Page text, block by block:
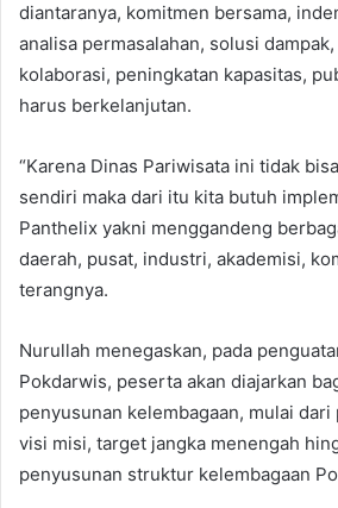
diantaranya, komitmen bersama,
analisa permasalahan, solusi
kolaborasi, peningkatan kapasitas,
harus berkelanjutan.
“Karena Dinas Pariwisata ini tidak
sendiri maka dari itu kita butuh
Panthelix yakni menggandeng
daerah, pusat, industri, akademisi,
terangnya.
Nurullah menegaskan, pada
Pokdarwis, peserta akan diajarkan
penyusunan kelembagaan, mulai dari
visi misi, target jangka menengah
penyusunan struktur kelembagaan